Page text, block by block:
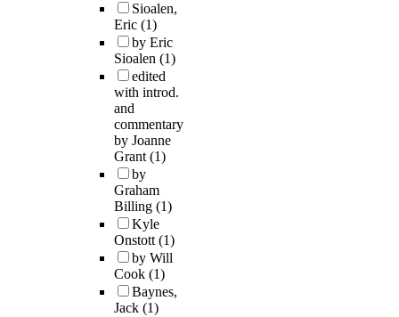
Sioalen,
Eric (1)
by Eric
Sioalen (1)
edited
with introd.
and
commentary
by Joanne
Grant(1)
by
Graham
Billing (1)
Kyle
Onstott(1)
by Will
Cook (1)
Baynes,
Jack (1)